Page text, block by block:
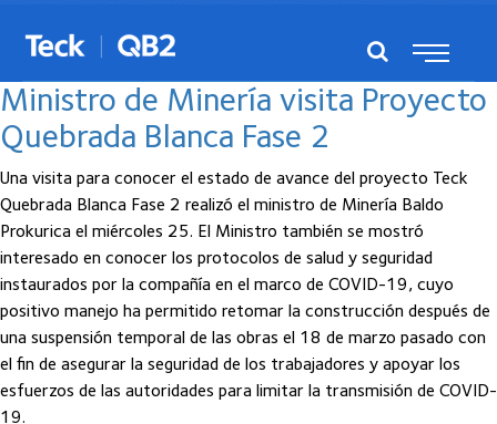
Posts del noviembre, 2020
Ministro de Minería visita Proyecto
Quebrada Blanca Fase 2
Una visita para conocer el estado de avance del proyecto Teck
Quebrada Blanca Fase 2 realizó el ministro de Minería Baldo
Prokurica el miércoles 25. El Ministro también se mostró
interesado en conocer los protocolos de salud y seguridad
instaurados por la compañía en el marco de COVID-19, cuyo
positivo manejo ha permitido retomar la construcción después de
una suspensión temporal de las obras el 18 de marzo pasado con
el fin de asegurar la seguridad de los trabajadores y apoyar los
esfuerzos de las autoridades para limitar la transmisión de COVID-
19.